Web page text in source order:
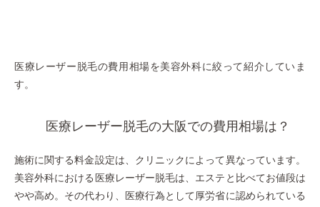
医療レーザー脱毛の費用相場を美容外科に絞って紹介していま
す。
医療レーザー脱毛の大阪での費用相場は？
施術に関する料金設定は、クリニックによって異なっています。
美容外科における医療レーザー脱毛は、エステと比べてお値段は
やや高め。その代わり、医療行為として厚労省に認められている